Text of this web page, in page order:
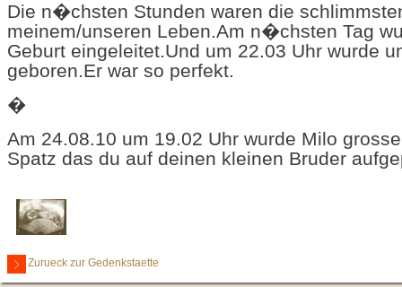
Die n�chsten Stunden waren die
meinem/unseren Leben.Am n�chsten Tag
Geburt eingeleitet.Und um 22.03 Uhr wurde
geboren.Er war so perfekt.
�
Am 24.08.10 um 19.02 Uhr wurde Milo
Spatz das du auf deinen kleinen Bruder
Zurueck zur Gedenkstaette